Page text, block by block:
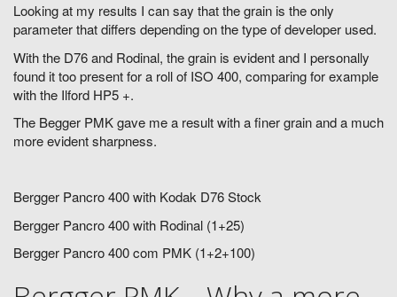
Looking at my results I can say that the grain is the only
parameter that differs depending on the type of developer used.
With the D76 and Rodinal, the grain is evident and I personally
found it too present for a roll of ISO 400, comparing for example
with the Ilford HP5 +.
The Begger PMK gave me a result with a finer grain and a much
more evident sharpness.
Bergger Pancro 400 with Kodak D76 Stock
Bergger Pancro 400 with Rodinal (1+25)
Bergger Pancro 400 com PMK (1+2+100)